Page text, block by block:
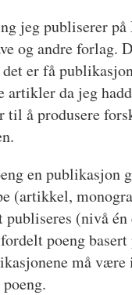
jeg publiserer på
og andre forlag.
er få
artikler da jeg
til å produsere
en publikasjon
(artikkel,
publiseres (nivå
poeng basert
må være